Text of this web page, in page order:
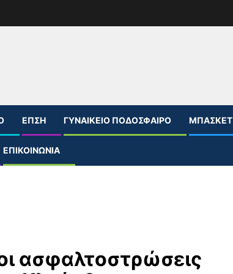
ΕΠΣΗ ΓΥΝΑΙΚΕΊΟ ΠΟΔΌΣΦΑΙΡΟ ΜΠΆΣΚΕΤ
ΕΠΙΚΟΙΝΩΝΊΑ
ασφαλτοστρώσεις